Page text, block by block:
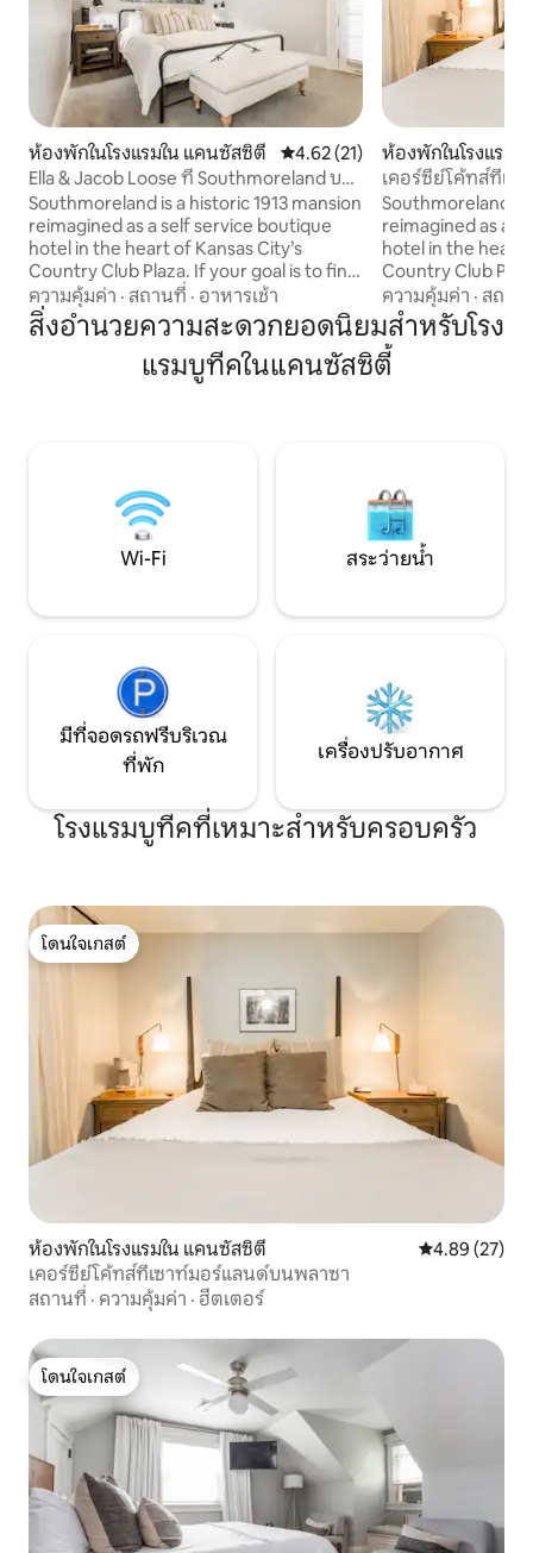
ห้องพักในโรงแรมใน แคนซัสซิตี คะแนนเฉลี่ย 4.62 จาก 5, 21 รีวิว
4.62 (21)
Ella & Jacob Loose ที่ Southmoreland บน
พลาซ่า
Southmoreland is a historic 1913 mansion
reimagined as a self service boutique
hotel in the heart of Kansas City’s
Country Club Plaza. If your goal is to find
a unique alternative to the classic
downtown hotel, then look no further!
Guests enjoy the charm of a classic inn
with the ease of private, self check-in
rooms. Relax in the main floor living
ความคุ้มค่า · สถานที่ · อาหารเช้า
ห้องพักในโรงแรม
เคอร์ซีย์โค้ทส์ที่เซ
Southmoreland is
reimagined as a
hotel in the heart
Country Club
a unique
downtown hotel,
Guests enjoy the
with the ease of
ความคุ้มค่า · สถาน
สิ่งอำนวยความสะดวกยอดนิยมสำหรับโรง
แรมบูทีคในแคนซัสซิตี้
Wi-Fi สระว่ายน้ำ
มีที่จอดรถฟรีบริเวณ
ที่พัก
เครื่องปรับอากาศ
โรงแรมบูทีคที่เหมาะสำหรับครอบครัว
โดนใจเกสต์
โดนใจเกสต์
ห้องพักในโรงแรมใน แคนซัสซิตี คะแนนเฉลี่ย
4.89 (27)
เคอร์ซีย์โค้ทส์ที่เซาท์มอร์แลนด์บนพลาซา
สถานที่ · ความคุ้มค่า · ฮีตเตอร์
โดนใจเกสต์
โดนใจเกสต์